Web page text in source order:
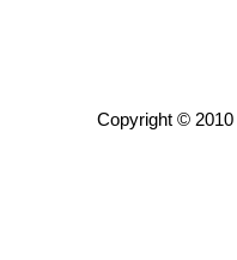
Copyright © 2010